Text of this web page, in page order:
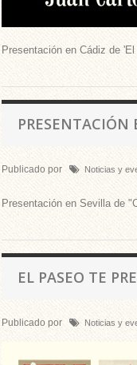
Presentación en Cádiz de
PRESENTACIÓN
Publicado por Noticias y
Presentación en Sevilla de
EL PASEO TE
Publicado por Noticias y